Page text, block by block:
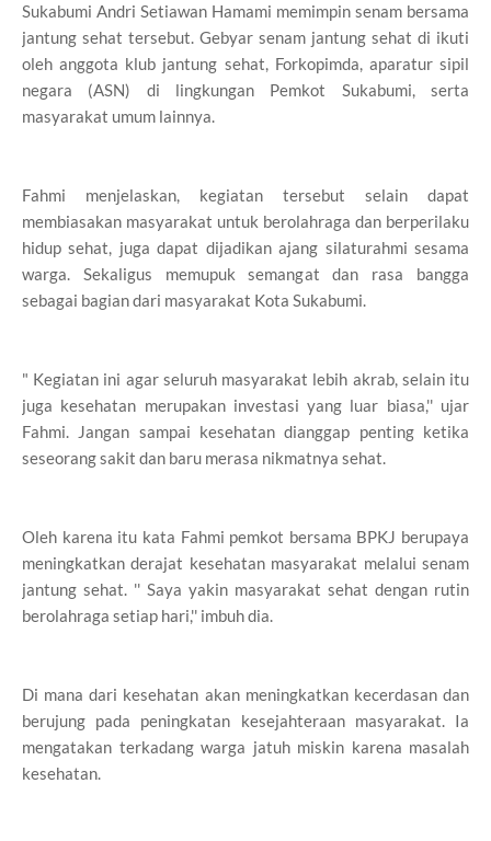
Sukabumi Andri Setiawan Hamami memimpin senam bersama
jantung sehat tersebut. Gebyar senam jantung sehat di ikuti
oleh anggota klub jantung sehat, Forkopimda, aparatur sipil
negara (ASN) di lingkungan Pemkot Sukabumi, serta
masyarakat umum lainnya.
Fahmi menjelaskan, kegiatan tersebut selain dapat
membiasakan masyarakat untuk berolahraga dan berperilaku
hidup sehat, juga dapat dijadikan ajang silaturahmi sesama
warga. Sekaligus memupuk semangat dan rasa bangga
sebagai bagian dari masyarakat Kota Sukabumi.
" Kegiatan ini agar seluruh masyarakat lebih akrab, selain itu
juga kesehatan merupakan investasi yang luar biasa,'' ujar
Fahmi. Jangan sampai kesehatan dianggap penting ketika
seseorang sakit dan baru merasa nikmatnya sehat.
Oleh karena itu kata Fahmi pemkot bersama BPKJ berupaya
meningkatkan derajat kesehatan masyarakat melalui senam
jantung sehat. '' Saya yakin masyarakat sehat dengan rutin
berolahraga setiap hari,'' imbuh dia.
Di mana dari kesehatan akan meningkatkan kecerdasan dan
berujung pada peningkatan kesejahteraan masyarakat. Ia
mengatakan terkadang warga jatuh miskin karena masalah
kesehatan.